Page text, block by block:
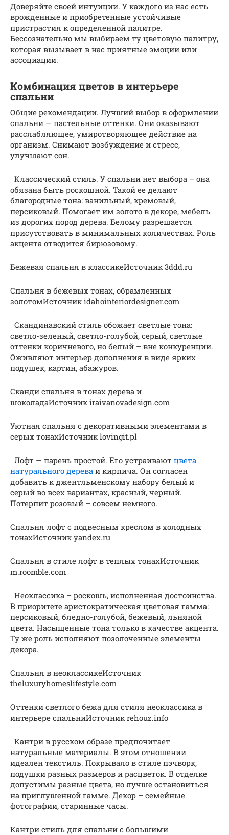
Доверяйте своей интуиции. У каждого из нас есть
врожденные и приобретенные устойчивые
пристрастия к определенной палитре.
Бессознательно мы выбираем ту цветовую палитру,
которая вызывает в нас приятные эмоции или
ассоциации.
Комбинация цветов в интерьере
спальни
Общие рекомендации. Лучший выбор в оформлении
спальни — пастельные оттенки. Они оказывают
расслабляющее, умиротворяющее действие на
организм. Снимают возбуждение и стресс,
улучшают сон.
Классический стиль. У спальни нет выбора – она
обязана быть роскошной. Такой ее делают
благородные тона: ванильный, кремовый,
персиковый. Помогает им золото в декоре, мебель
из дорогих пород дерева. Белому разрешается
присутствовать в минимальных количествах. Роль
акцента отводится бирюзовому.
Бежевая спальня в классикеИсточник 3ddd.ru
Спальня в бежевых тонах, обрамленных
золотомИсточник idahointeriordesigner.com
Скандинавский стиль обожает светлые тона:
светло-зеленый, светло-голубой, серый, светлые
оттенки коричневого, но белый – вне конкуренции.
Оживляют интерьер дополнения в виде ярких
подушек, картин, абажуров.
Сканди спальня в тонах дерева и
шоколадаИсточник iraivanovadesign.com
Уютная спальня с декоративными элементами в
серых тонахИсточник lovingit.pl
Лофт — парень простой. Его устраивают цвета
натурального дерева и кирпича. Он согласен
добавить к джентльменскому набору белый и
серый во всех вариантах, красный, черный.
Потерпит розовый – совсем немного.
Спальня лофт с подвесным креслом в холодных
тонахИсточник yandex.ru
Спальня в стиле лофт в теплых тонахИсточник
m.roomble.com
Неоклассика – роскошь, исполненная достоинства.
В приоритете аристократическая цветовая гамма:
персиковый, бледно-голубой, бежевый, льняной
цвета. Насыщенные тона только в качестве акцента.
Ту же роль исполняют позолоченные элементы
декора.
Спальня в неоклассикеИсточник
theluxuryhomeslifestyle.com
Оттенки светлого бежа для стиля неоклассика в
интерьере спальниИсточник rehouz.info
Кантри в русском образе предпочитает
натуральные материалы. В этом отношении
идеален текстиль. Покрывало в стиле пэчворк,
подушки разных размеров и расцветок. В отделке
допустимы разные цвета, но лучше остановиться
на приглушенной гамме. Декор – семейные
фотографии, старинные часы.
Кантри стиль для спальни с большими